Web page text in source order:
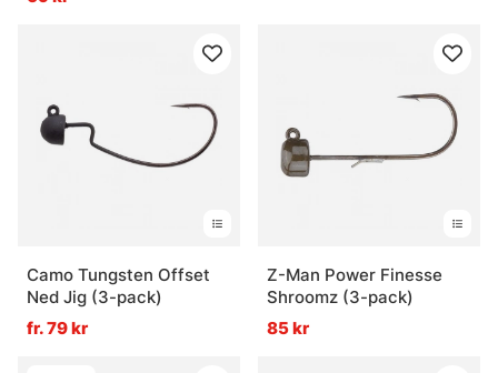
Camo Tungsten Offset
Ned Jig (3-pack)
fr. 79 kr
Z-Man Power Finesse
Shroomz (3-pack)
85 kr